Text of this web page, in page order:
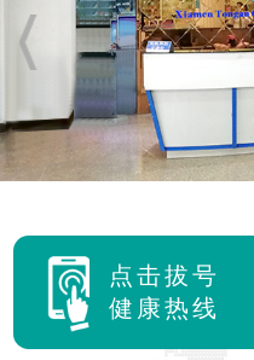
点击拔号
健康热线